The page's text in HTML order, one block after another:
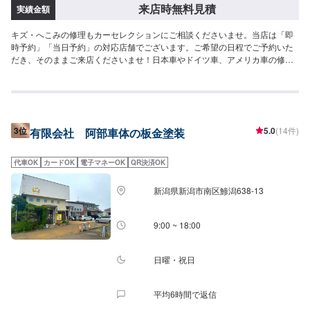
実績金額 来店時無料見積
キズ・へこみの修理もカーセレクションにご相談くださいませ。当店は「即
時予約」「当日予約」の対応店舗でございます。ご希望の日程でご予約いた
だき、そのままご来店くださいませ！日本車やドイツ車、アメリカ車の修理
お見積りは無料ですのでご安心くださいませ。
3位 有限会社 阿部車体の板金塗装 5.0(14件)
代車OK カードOK 電子マネーOK QR決済OK
新潟県新潟市南区鯵潟638-13
9:00 ~ 18:00
日曜・祝日
平均6時間で返信